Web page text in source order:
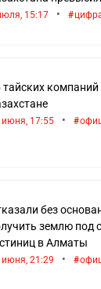
в стране и за
обо всем
15:17 •
тайских
июня, 17:55 •
без
землю под
в Алматы
июня, 21:29 •